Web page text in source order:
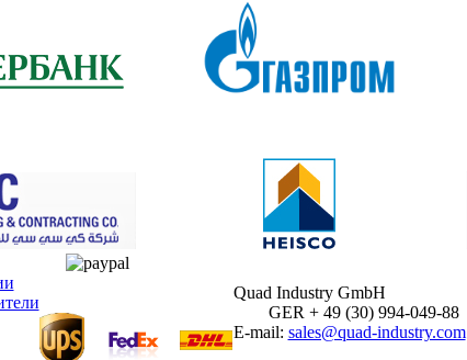
Quad Industry GmbH
GER + 49 (30) 994-049-88
E-mail: sales@quad-industry.com